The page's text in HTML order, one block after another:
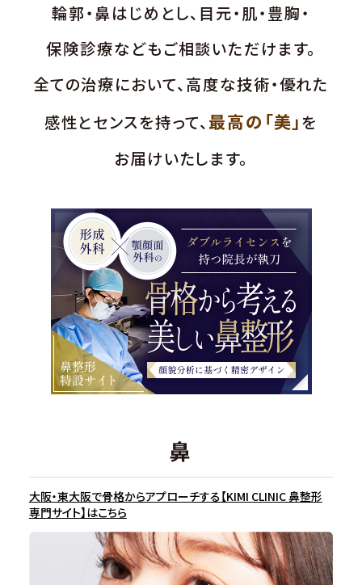
輪郭・鼻はじめとし、目元・肌・豊胸・
保険診療などもご相談いただけます。
全ての治療において、高度な技術・優れた
感性とセンスを持って、 最高の「美」を
お届けいたします。
鼻
大阪・東大阪で骨格からアプローチする【KIMI CLINIC 鼻整形
専門サイト】はこちら